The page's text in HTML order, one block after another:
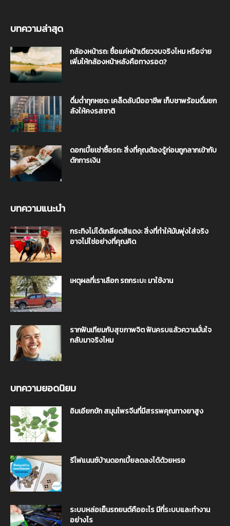
บทความล่าสุด
กล้องหน้ารถ: ซื้อแค่หน้าเดียวจบจริงไหม หรือจ่าย
เพิ่มให้กล้องหน้าหลังคือทางรอด?
ดื่มด่ำทุกหยด: เคล็ดลับมืออาชีพ เก็บชาพร้อมดื่มยก
ลังให้คงรสชาติ
ดอกเบี้ยเช่าซื้อรถ: สิ่งที่คุณต้องรู้ก่อนถูกลากเข้ากับ
ดักการเงิน
บทความแนะนำ
กระทิงไม่ได้เกลียดสีแดง: สิ่งที่ทำให้มันพุ่งใส่จริง
อาจไม่ใช่อย่างที่คุณคิด
เหตุผลที่เราเลือก รถกระบะ มาใช้งาน
รากฟันเทียมกับสุขภาพจิต ฟันครบแล้วความมั่นใจ
กลับมาจริงไหม
บทความยอดนิยม
อิมเอียกขัก สมุนไพรจีนที่มีสรรพคุณทางยาสูง
รีไฟแนนซ์บ้านดอกเบี้ยลดลงได้ด้วยหรอ
ระบบหล่อเย็นรถยนต์คืออะไร มีกี่ระบบและทำงาน
อย่างไร